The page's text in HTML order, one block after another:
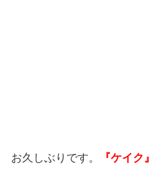
お久しぶりです。 『ケイク』